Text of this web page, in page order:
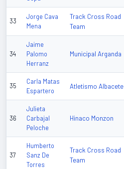
33
Jorge Cava
Mena
Track Cross Road
Team
34
Jaime
Palomo
Herranz
Municipal Arganda
35
Carla Matas
Espartero
Atletismo Albacete
36
Julieta
Carbajal
Peloche
Hinaco Monzon
37
Humberto
Sanz De
Torres
Track Cross Road
Team